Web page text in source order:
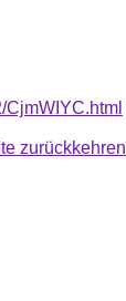
zurückkehren